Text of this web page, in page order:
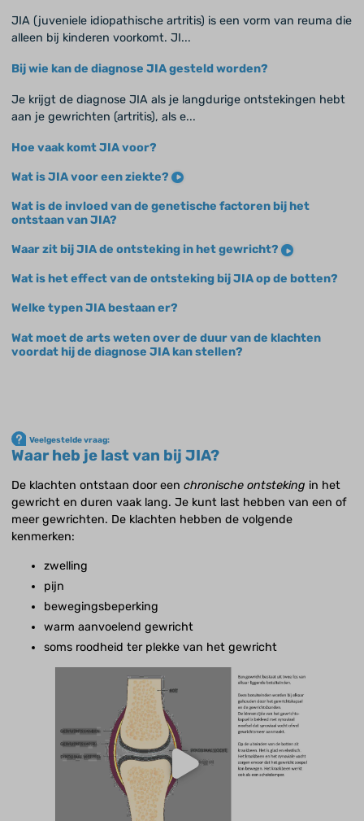
JIA (juveniele idiopathische artritis) is een vorm van reuma die
alleen bij kinderen voorkomt. JI...
Bij wie kan de diagnose JIA gesteld worden?
Je krijgt de diagnose JIA als je langdurige ontstekingen hebt
aan je gewrichten (artritis), als e...
Hoe vaak komt JIA voor?
Wat is JIA voor een ziekte?
Wat is de invloed van de genetische factoren bij het
ontstaan van JIA?
Waar zit bij JIA de ontsteking in het gewricht?
Wat is het effect van de ontsteking bij JIA op de botten?
Welke typen JIA bestaan er?
Wat moet de arts weten over de duur van de klachten
voordat hij de diagnose JIA kan stellen?
Veelgestelde vraag:
Waar heb je last van bij JIA?
De klachten ontstaan door eenchronische ontsteking in het
gewricht en duren vaak lang. Je kunt last hebben van een of
meer gewrichten. De klachten hebben de volgende
kenmerken:
zwelling
pijn
bewegingsbeperking
warm aanvoelend gewricht
soms roodheid ter plekke van het gewricht